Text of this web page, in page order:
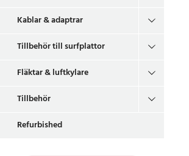
Kablar & adaptrar
Tillbehör till surfplattor
Fläktar & luftkylare
Tillbehör
Refurbished